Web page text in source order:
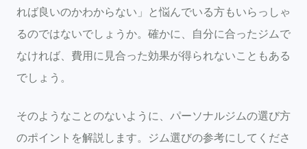
れば良いのかわからない」と悩んでいる方もいらっしゃ
るのではないでしょうか。確かに、自分に合ったジムで
なければ、費用に見合った効果が得られないこともある
でしょう。
そのようなことのないように、パーソナルジムの選び方
のポイントを解説します。ジム選びの参考にしてくださ